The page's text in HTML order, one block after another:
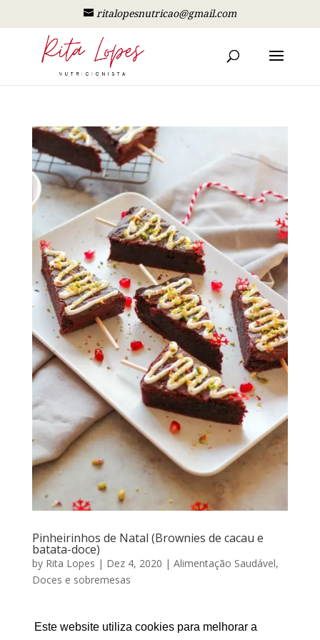
Este website utiliza cookies para melhorar a
ritalopesnutricao@gmail.com
Pinheirinhos de Natal (Brownies de cacau e
batata-doce)
by Rita Lopes | Dez 4, 2020 | Alimentação Saudável,
Doces e sobremesas
BATATA-DOCE) Por RITA LOPES | Dezembro 04,